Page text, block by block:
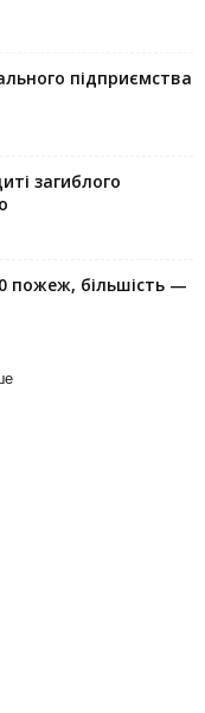
підприємства
загиблого
пожеж, більшість —